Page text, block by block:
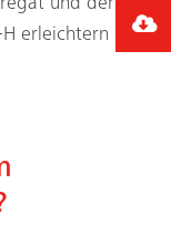
und der
erleichtern